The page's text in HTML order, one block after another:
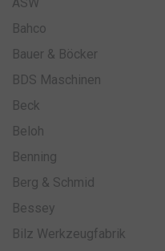
Bahco
Bauer & Böcker
BDS Maschinen
Beck
Beloh
Benning
Berg & Schmid
Bessey
Bilz Werkzeugfabrik